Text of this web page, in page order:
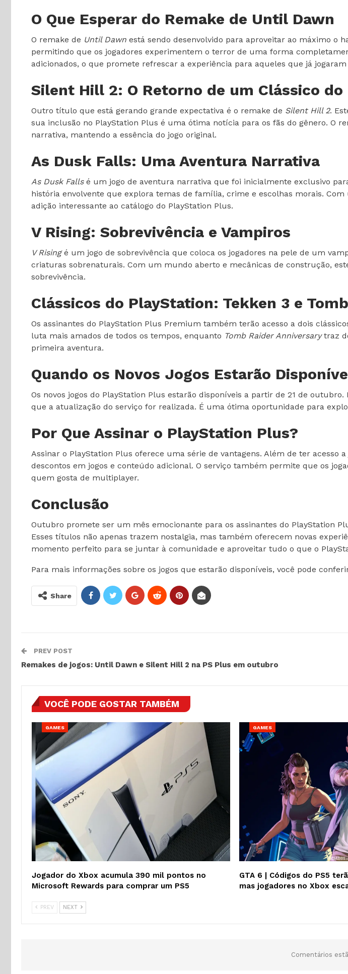
O Que Esperar do Remake de Until Dawn
O remake de Until Dawn está sendo desenvolvido para aproveitar ao máximo o
permitindo que os jogadores experimentem o terror de uma forma
adicionados, o que promete refrescar a experiência para aqueles que já
Silent Hill 2: O Retorno de um Clássico
Outro título que está gerando grande expectativa é o remake de Silent Hill 2.
sua inclusão no PlayStation Plus é uma ótima notícia para os fãs do gênero. O
narrativa, mantendo a essência do jogo original.
As Dusk Falls: Uma Aventura Narrativa
As Dusk Fallsé um jogo de aventura narrativa que foi inicialmente exclusivo
história envolvente que explora temas de família, crime e escolhas morais.
adição interessante ao catálogo do PlayStation Plus.
V Rising: Sobrevivência e Vampiros
V Risingé um jogo de sobrevivência que coloca os jogadores na pele de um
criaturas sobrenaturais. Com um mundo aberto e mecânicas de construção,
sobrevivência.
Clássicos do PlayStation: Tekken 3 e
Os assinantes do PlayStation Plus Premium também terão acesso a dois
luta mais amados de todos os tempos, enquanto Tomb Raider Anniversarytraz
primeira aventura.
Quando os Novos Jogos Estarão
Os novos jogos do PlayStation Plus estarão disponíveis a partir de 21 de
que a atualização do serviço for realizada. É uma ótima oportunidade para
Por Que Assinar o PlayStation Plus?
Assinar o PlayStation Plus oferece uma série de vantagens. Além de ter
descontos em jogos e conteúdo adicional. O serviço também permite que os
quem gosta de multiplayer.
Conclusão
Outubro promete ser um mês emocionante para os assinantes do PlayStation
Esses títulos não apenas trazem nostalgia, mas também oferecem novas
momento perfeito para se juntar à comunidade e aproveitar tudo o que o
Para mais informações sobre os jogos que estarão disponíveis, você pode
Share
PREV POST
Remakes de jogos: Until Dawn e Silent Hill 2 na PS Plus em outubro
VOCÊ PODE GOSTAR TAMBÉM
GAMES
Jogador do Xbox acumula 390 mil pontos no
Microsoft Rewards para comprar um PS5
GAMES
GTA 6 | Códigos do PS5
mas jogadores no Xbox
PREV NEXT
Comentários